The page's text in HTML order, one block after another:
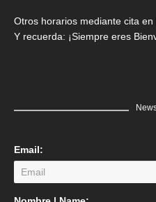
LEER MÁS
Otros horarios mediante cita
Y recuerda: ¡Siempre eres
Email: